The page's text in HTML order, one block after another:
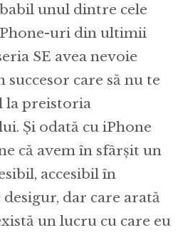
unul dintre cele
uri din ultimii
SE avea nevoie
succesor care să nu te
la preistoria
Și odată cu iPhone
că avem în sfârșit un
accesibil în
dar care arată
un lucru cu care eu